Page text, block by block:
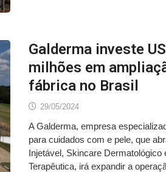
Galderma investe
milhões em
fábrica no Brasil
29/05/2024
A Galderma, empresa
para cuidados com e pele, que
Injetável, Skincare Dermatológico
Terapêutica, irá expandir a